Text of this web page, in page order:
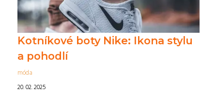
Kotníkové boty Nike: Ikona stylu
a pohodlí
móda
20. 02. 2025